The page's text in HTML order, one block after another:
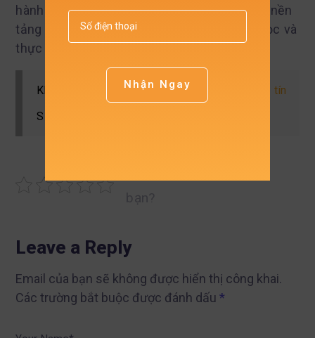
hành vi và quan điểm của người tham gia – nền
tảng quan trọng cho mọi quyết định khoa học và
thực tiễn.
Khám phá Dịch vụ
SPSS tại:
Dịch vụ chạy SPSS | Uy tín
Leave a Reply
Email của bạn sẽ không được hiển thị công khai.
Các trường bắt buộc được đánh dấu*
Nhận Ngay